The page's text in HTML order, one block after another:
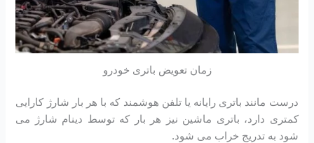
زمان تعویض باتری خودرو
درست مانند باتری رایانه یا تلفن هوشمند که با هر بار شارژ کارایی
کمتری دارد، باتری ماشین نیز هر بار که توسط دینام شارژ می
شود به تدریج خراب می شود.